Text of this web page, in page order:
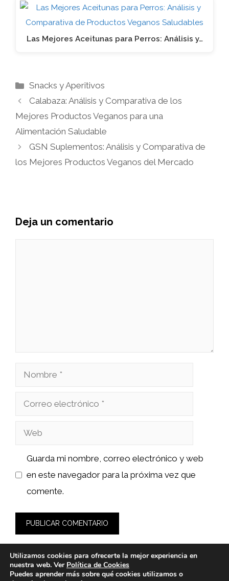
Las Mejores Aceitunas para Perros: Análisis y…
Categorías
Snacks y Aperitivos
Calabaza: Análisis y Comparativa de los
Mejores Productos Veganos para una
Alimentación Saludable
GSN Suplementos: Análisis y Comparativa de
los Mejores Productos Veganos del Mercado
Deja un comentario
Nombre
Correo
Web
Guarda mi nombre, correo electrónico y web
en este navegador para la próxima vez que
comente.
Utilizamos cookies para ofrecerte la mejor experiencia en
nuestra web. Ver Política de Cookies
Puedes aprender más sobre qué cookies utilizamos o